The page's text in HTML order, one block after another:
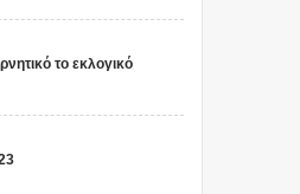
το εκλογικό